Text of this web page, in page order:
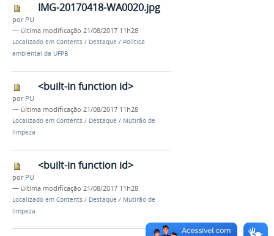
IMG-20170418-WA0020.jpg
por PU
— última modificação 21/08/2017 11h28
Localizado em Contents / Destaque / Política
ambiental da UFPB
<built-in function id>
por PU
— última modificação 21/08/2017 11h28
Localizado em Contents / Destaque / Mutirão de
limpeza
<built-in function id>
por PU
— última modificação 21/08/2017 11h28
Localizado em Contents / Destaque / Mutirão de
limpeza